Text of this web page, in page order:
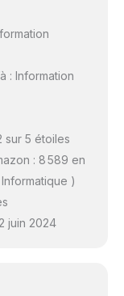
: Information
sur 5 étoiles
: 8 589 en
)
juin 2024